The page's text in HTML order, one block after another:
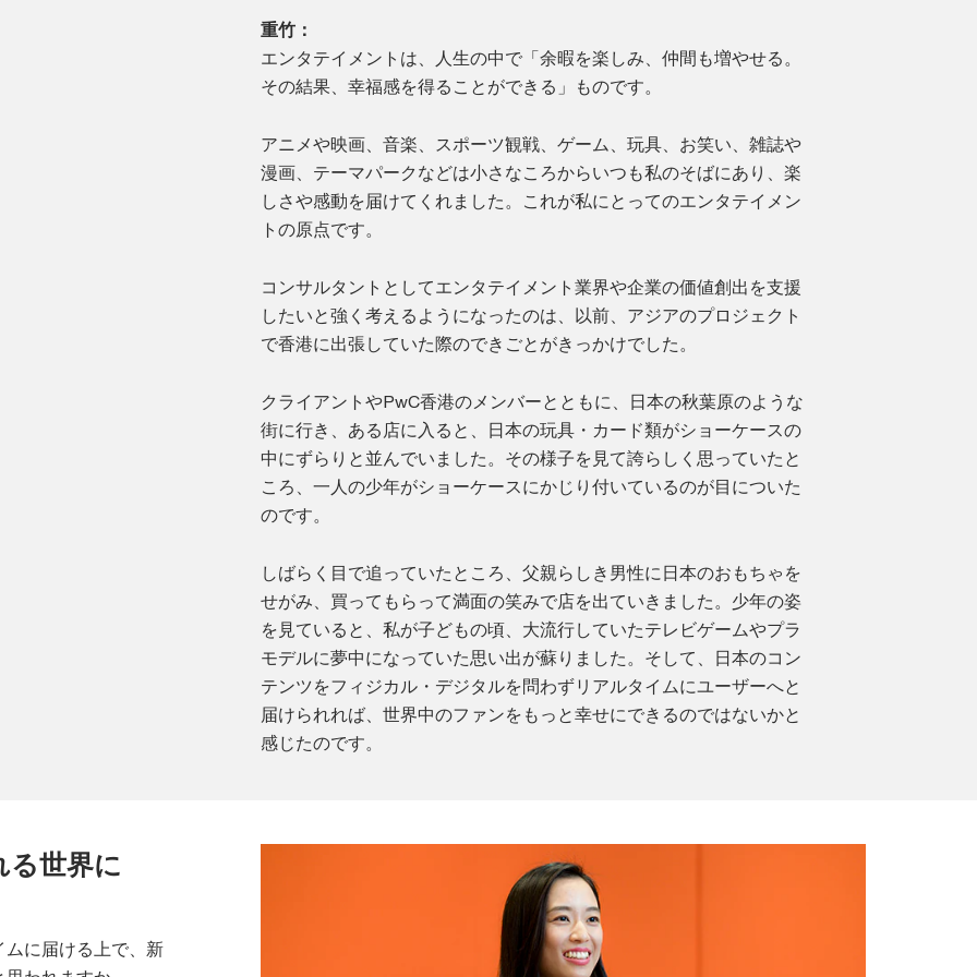
重竹：
エンタテイメントは、人生の中で「余暇を楽しみ、仲間も増やせる。
その結果、幸福感を得ることができる」ものです。
アニメや映画、音楽、スポーツ観戦、ゲーム、玩具、お笑い、雑誌や
漫画、テーマパークなどは小さなころからいつも私のそばにあり、楽
しさや感動を届けてくれました。これが私にとってのエンタテイメン
トの原点です。
コンサルタントとしてエンタテイメント業界や企業の価値創出を支援
したいと強く考えるようになったのは、以前、アジアのプロジェクト
で香港に出張していた際のできごとがきっかけでした。
クライアントやPwC香港のメンバーとともに、日本の秋葉原のような
街に行き、ある店に入ると、日本の玩具・カード類がショーケースの
中にずらりと並んでいました。その様子を見て誇らしく思っていたと
ころ、一人の少年がショーケースにかじり付いているのが目についた
のです。
しばらく目で追っていたところ、父親らしき男性に日本のおもちゃを
せがみ、買ってもらって満面の笑みで店を出ていきました。少年の姿
を見ていると、私が子どもの頃、大流行していたテレビゲームやプラ
モデルに夢中になっていた思い出が蘇りました。そして、日本のコン
テンツをフィジカル・デジタルを問わずリアルタイムにユーザーへと
届けられれば、世界中のファンをもっと幸せにできるのではないかと
感じたのです。
る世界に
に届ける上で、新